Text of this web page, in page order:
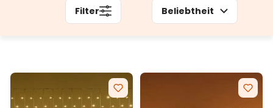
Sie können sich zwischen zahlreichen Farben und
Lichtspielen entscheiden.
Filter Beliebtheit